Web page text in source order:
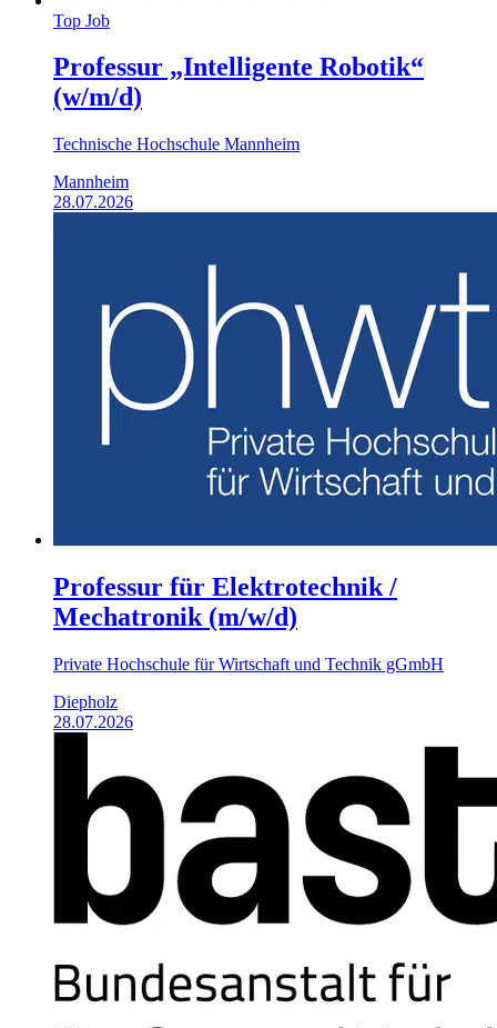
Top Job
Professur „Intelligente Robotik“
(w/m/d)
Technische Hochschule Mannheim
Mannheim
28.07.2026
Professur für Elektrotechnik /
Mechatronik (m/w/d)
Private Hochschule für Wirtschaft und Technik gGmbH
Diepholz
28.07.2026